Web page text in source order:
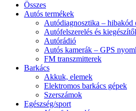
Összes
Autós termékek
Autódiagnosztika – hibakód
Autófelszerelés és
Autórádió
Autós kamerák – GPS
FM transzmitterek
Barkács
Akkuk, elemek
Elektromos barkács gépek
Szerszámok
Egészség/sport